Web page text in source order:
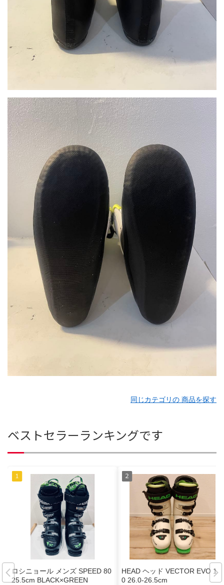
同じカテゴリの 商品を探す
ベストセラーランキングです
ロシニョール メンズ SPEED 80
25.5cm BLACK×GREEN
HEAD ヘッド VECTOR EVO 12
0 26.0-26.5cm